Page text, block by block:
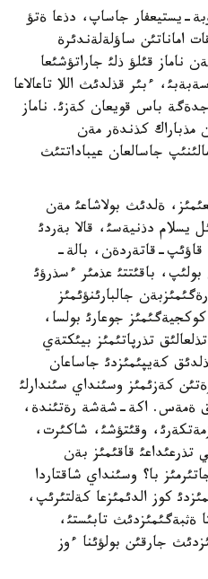
يستيعفار جاساپ، دذعا ةتؤ
اماناتئن ساؤلةلةندئرة
ناماز قئلؤ ذلئ جاراتؤشئعا
ءبئر قذلدئث اللا تاعالاعا
باس قويعان كةزئ. ناماز
كذندةر مةن
جاسالعان عيباداتتئث
ةلدئث بولاشاعئ مةن
يسلام دذنيةسئ، قالا بةردئ
قاؤئپ-قاتةردةن، بالة-
بولئپ، باقئتتئ عذمئر ءسذرؤئ
جالبارئنؤئمئز
جوعارئ بولسا،
تذرپاتئمئز بيئكتةي
كةيپئمئزدئ جاساعان
كةزئمئز وسئنداي سئندارلئ
ةمةس. اكة-شةشة رةتئندة،
وقئتؤشئ، شاكئرت،
تذرعئداعئ قاقئمئز بةن
با؟ وسئنداي شاقتاردا
كوز الدئمئزعا كةلتئرئپ،
ةثبةگئمئزدئث تابئستئ،
جارقئن بولؤئنا ءوز